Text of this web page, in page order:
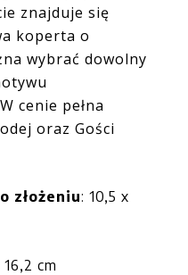
znajduje się
koperta o
wybrać dowolny
cenie pełna
oraz Gości
złożeniu: 10,5 x
16,2 cm